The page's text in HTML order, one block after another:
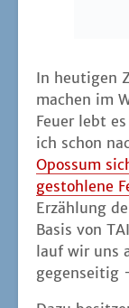
Dazu
Wer­ten 1
sem Deck
aktu­el­le
uns bei der
fü­gung.
aktiv und
erfolg­reich
somit ihre
wir uns alle
ten für die
spie­len wir